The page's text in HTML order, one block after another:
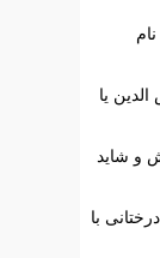
یا
و شاید
با